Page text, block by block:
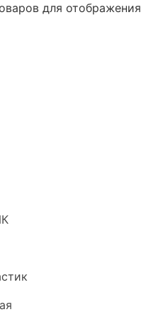
для отображения